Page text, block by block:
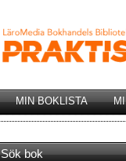
MIN BOKLISTA
Sök bok